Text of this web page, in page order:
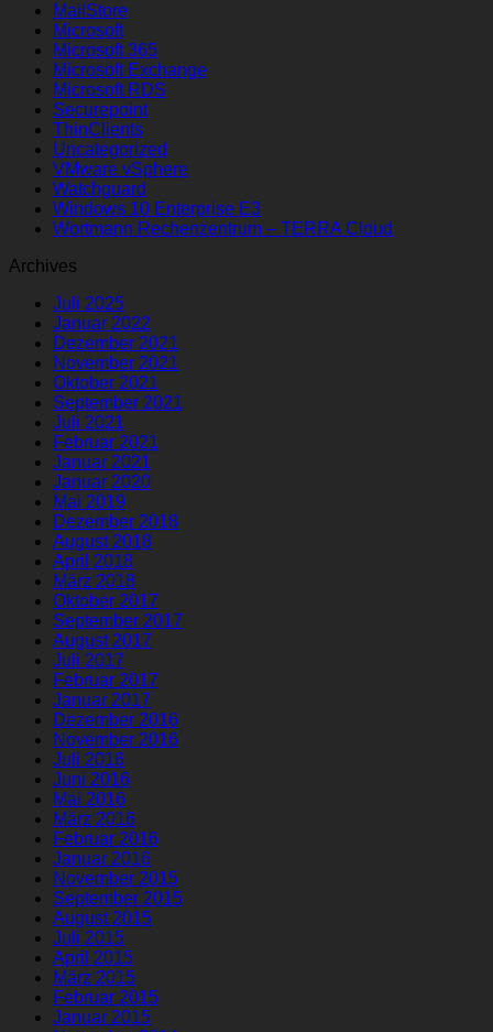
MailStore
Microsoft
Microsoft 365
Microsoft Exchange
Microsoft RDS
Securepoint
ThinClients
Uncategorized
VMware vSphere
Watchguard
Windows 10 Enterprise E3
Wortmann Rechenzentrum – TERRA Cloud
Archives
Juli 2025
Januar 2022
Dezember 2021
November 2021
Oktober 2021
September 2021
Juli 2021
Februar 2021
Januar 2021
Januar 2020
Mai 2019
Dezember 2018
August 2018
April 2018
März 2018
Oktober 2017
September 2017
August 2017
Juli 2017
Februar 2017
Januar 2017
Dezember 2016
November 2016
Juli 2016
Juni 2016
Mai 2016
März 2016
Februar 2016
Januar 2016
November 2015
September 2015
August 2015
Juli 2015
April 2015
März 2015
Februar 2015
Januar 2015